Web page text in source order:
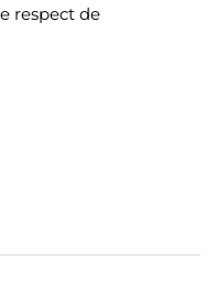
respect de